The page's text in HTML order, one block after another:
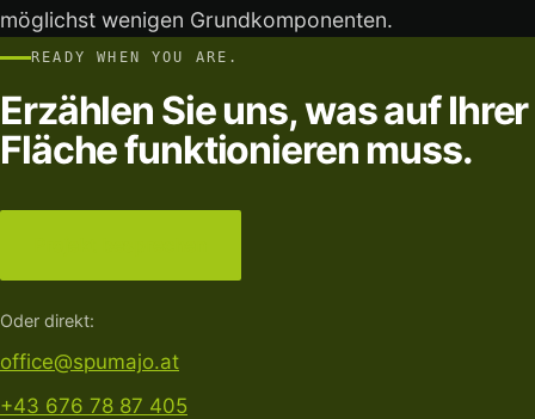
möglichst wenigen Grundkomponenten.
READY WHEN YOU ARE.
Erzählen Sie uns, was auf Ihrer
Fläche funktionieren muss.
Oder direkt:
office@spumajo.at
+43 676 78 87 405